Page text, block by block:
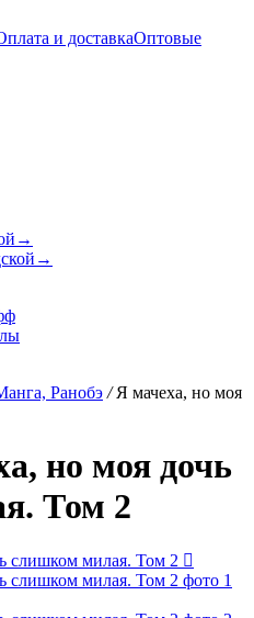
и доставкаОптовые
→
→
Ранобэ / Я мачеха, но моя
но моя дочь
Том 2